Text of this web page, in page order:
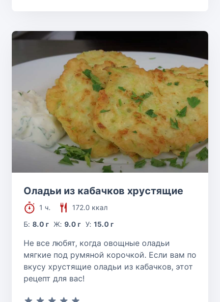
Оладьи из кабачков хрустящие
1 ч.
172.0 ккал
Б:8.0 г Ж: 9.0 г У: 15.0 г
Не все любят, когда овощные оладьи
мягкие под румяной корочкой. Если вам по
вкусу хрустящие оладьи из кабачков, этот
рецепт для вас!